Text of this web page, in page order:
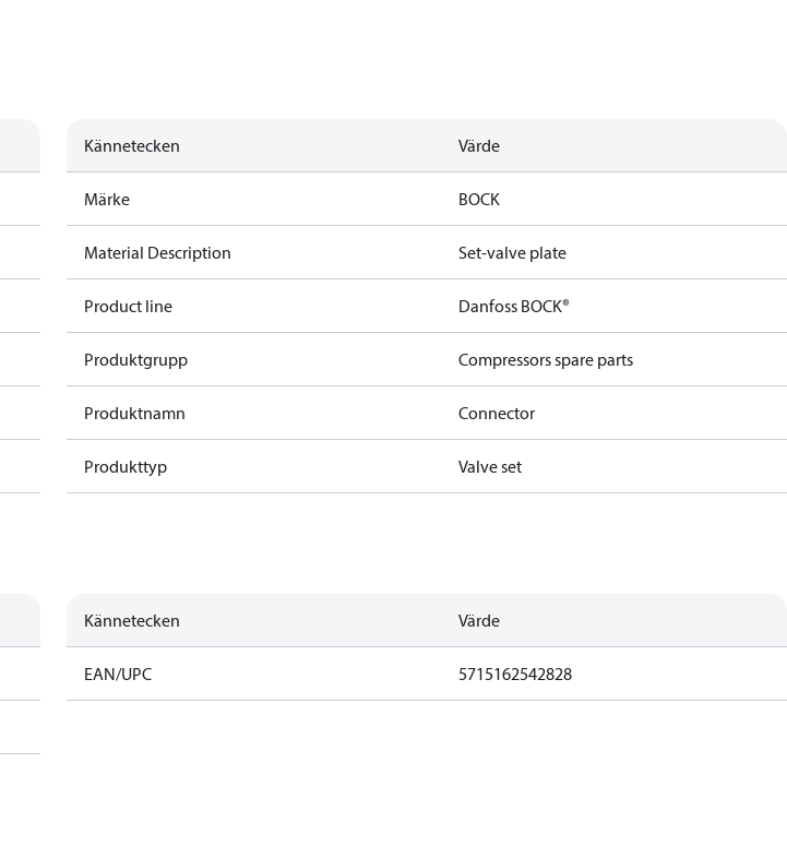
Kännetecken Värde
Märke BOCK
Material Description Set-valve plate
Product line Danfoss BOCK®
Produktgrupp Compressors spare parts
Produktnamn Connector
Produkttyp Valve set
Kännetecken Värde
EAN/UPC 5715162542828